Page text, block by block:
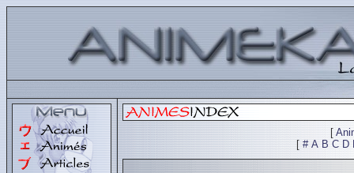
[
[ # A B C D